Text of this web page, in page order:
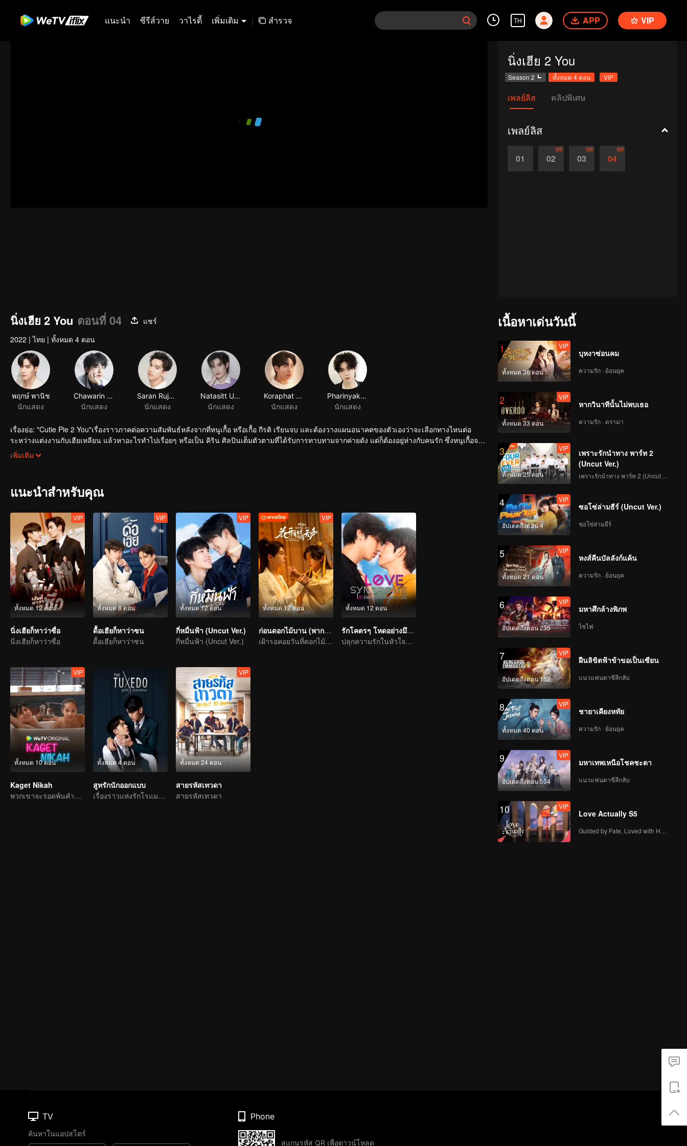
แนะนำ ซีรีส์วาย วาไรตี้ เพิ่มเติม | สำรวจ TH APP VIP
นิ่งเฮีย 2 You
Season 2 ทั้งหมด 4 ตอน VIP
เพลย์ลิส คลิปพิเศษ
เพลย์ลิส
01 02
VIP
03
VIP
04
VIP
นิ่งเฮีย 2 You ตอนที่ 04
แชร์
2022 | ไทย | ทั้งหมด 4 ตอน
เรื่องย่อ: "Cutie Pie 2 You"เรื่องราวภาคต่อความสัมพันธ์หลังจากที่หนูเกื้อ หรือเกื้อ กีรติ เรียนจบ และต้องวางแผนอนาคตของตัวเองว่าจะเลือกทางไหนต่อ
ระหว่างแต่งงานกับเฮียเหลียน แล้วหาอะไรทำไปเรื่อยๆ หรือเป็น คิริน ศิลปินเต็มตัวตามที่ได้รับการทาบทามจากค่ายดัง แต่ก็ต้องอยู่ห่างกับคนรัก ซึ่งหนูเกื้อจะ
เลือกทางไหน
เพิ่มเติม
แนะนำสำหรับคุณ
ทั้งหมด 12 ตอน
VIP
นิ่งเฮียก็หาว่าซื่อ
นิ่งเฮียก็หาว่าซื่อ
ทั้งหมด 8 ตอน
VIP
ดื้อเฮียก็หาว่าซน
ดื้อเฮียก็หาว่าซน
ทั้งหมด 12 ตอน
VIP
กี่หมื่นฟ้า (Uncut Ver.)
กี่หมื่นฟ้า (Uncut Ver.)
ทั้งหมด 12 ตอน
VIP
ก่อนดอกไม้บาน (พากย์ไทย)
เฝ้ารอคอยวันที่ดอกไม้แบ่งบาน
ทั้งหมด 12 ตอน
รักโคตรๆ โหดอย่างมึง 3
ปลุกความรักในหัวใจที่ลืมเลือน
ทั้งหมด 10 ตอน
VIP
Kaget Nikah
พวกเขาจะรอดพ้นคำขาดการแต่งงานได้หรือไม่?
ทั้งหมด 4 ตอน
สูทรักนักออกแบบ
เรื่องราวแห่งรักโรแมนติก
ทั้งหมด 24 ตอน
VIP
สายรหัสเทวดา
สายรหัสเทวดา
เนื้อหาเด่นวันนี้
1
ทั้งหมด 36 ตอน
VIP
บุหงาซ่อนคม
ความรัก · ย้อนยุค
2
ทั้งหมด 33 ตอน
VIP
หากวินาทีนั้นไม่พบเธอ
ความรัก · ดราม่า
3
ทั้งหมด 25 ตอน
VIP
เพราะรักนำทาง พาร์ท 2
(Uncut Ver.)
4
อัปเดตถึงตอน 4
VIP
ซอโซ่ล่ามธีร์ (Uncut Ver.)
ซอโซ่ล่ามธีร์
5
ทั้งหมด 21 ตอน
VIP
หงส์คืนบัลลังก์แค้น
ความรัก · ย้อนยุค
6
อัปเดตถึงตอน 235
VIP
มหาศึกล้างพิภพ
ไซไฟ
7
อัปเดตถึงตอน 152
VIP
ฝืนลิขิตฟ้าข้าขอเป็นเซียน
แนวแฟนตาซีลึกลับ
8
ทั้งหมด 40 ตอน
VIP
ชายาเคียงหทัย
ความรัก · ย้อนยุค
9
อัปเดตถึงตอน 534
VIP
มหาเทพเหนือโชคชะตา
แนวแฟนตาซีลึกลับ
10 VIP
Love Actually S5
TV
ค้นหาในแอปสโตร์
Phone
สแกนรหัส QR เพื่อดาวน์โหลด